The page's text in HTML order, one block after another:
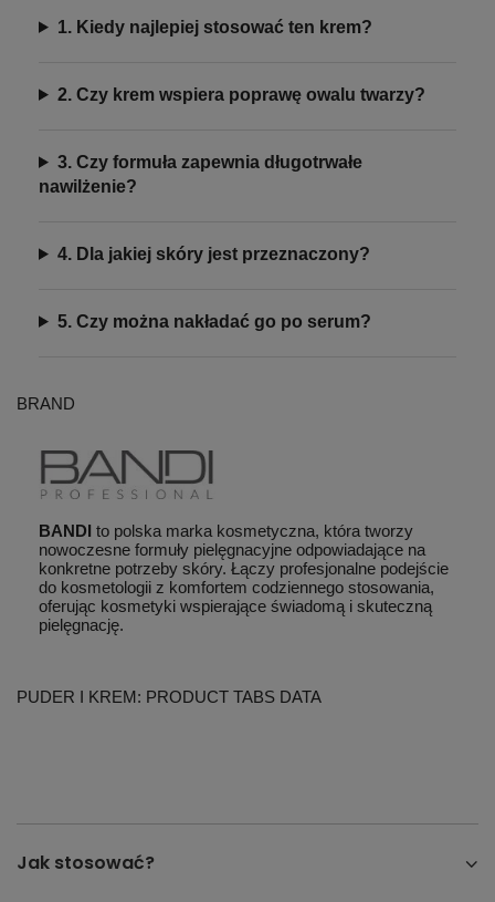
1. Kiedy najlepiej stosować ten krem?
2. Czy krem wspiera poprawę owalu twarzy?
3. Czy formuła zapewnia długotrwałe
nawilżenie?
4. Dla jakiej skóry jest przeznaczony?
5. Czy można nakładać go po serum?
BRAND
BANDI to polska marka kosmetyczna, która tworzy
nowoczesne formuły pielęgnacyjne odpowiadające na
konkretne potrzeby skóry. Łączy profesjonalne podejście
do kosmetologii z komfortem codziennego stosowania,
oferując kosmetyki wspierające świadomą i skuteczną
pielęgnację.
PUDER I KREM: PRODUCT TABS DATA
Jak stosować?